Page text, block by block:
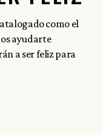
como el
ayudarte
a ser feliz para